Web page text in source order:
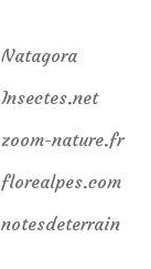
Natagora
Insectes.net
zoom-nature.fr
florealpes.com
notesdeterrain